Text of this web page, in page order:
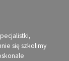
się szkolimy